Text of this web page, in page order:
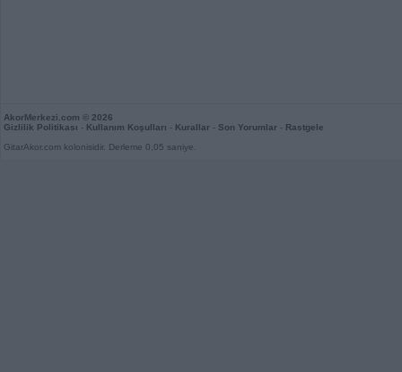
AkorMerkezi.com © 2026
Gizlilik Politikası - Kullanım Koşulları - Kurallar - Son Yorumlar - Rastgele
GitarAkor.com kolonisidir. Derleme 0,05 saniye.